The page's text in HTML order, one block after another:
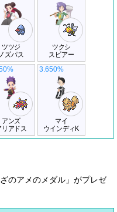
ツツジ
ノズパス
ツクシ
スピアー
アンズ
リアドス
マイ
ウインディK
3.650%
のアメのメダル」がプレゼ